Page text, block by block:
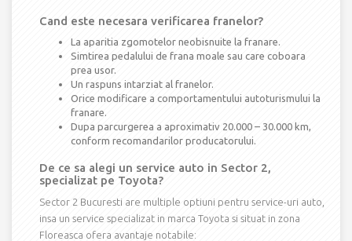
Cand este necesara verificarea franelor?
La aparitia zgomotelor neobisnuite la franare.
Simtirea pedalului de frana moale sau care coboara
prea usor.
Un raspuns intarziat al franelor.
Orice modificare a comportamentului autoturismului la
franare.
Dupa parcurgerea a aproximativ 20.000 – 30.000 km,
conform recomandarilor producatorului.
De ce sa alegi un service auto in Sector 2,
specializat pe Toyota?
Sector 2 Bucuresti are multiple optiuni pentru service-uri auto,
insa un service specializat in marca Toyota si situat in zona
Floreasca ofera avantaje notabile: